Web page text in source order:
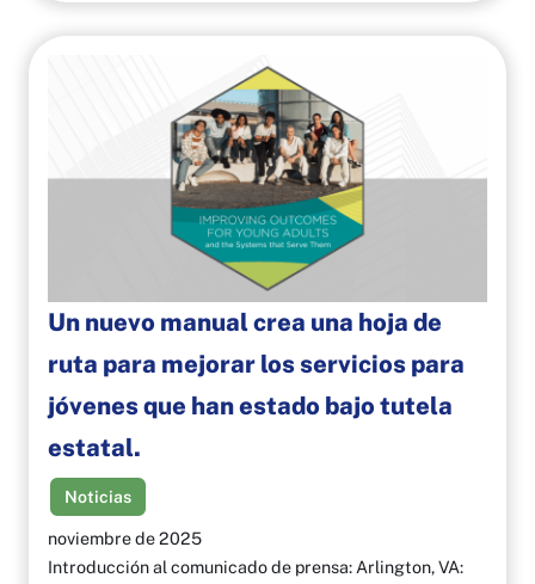
Un nuevo manual crea una hoja de
ruta para mejorar los servicios para
jóvenes que han estado bajo tutela
estatal.
Noticias
noviembre de 2025
Introducción al comunicado de prensa: Arlington, VA: